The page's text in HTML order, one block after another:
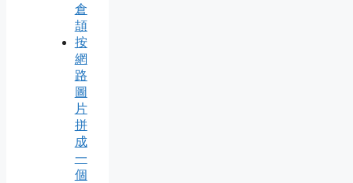
倉
頡
按
網
路
圖
片
拼
成
一
個